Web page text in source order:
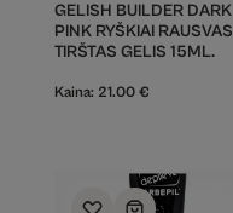
GELISH BUILDER DARK
PINK RYŠKIAI RAUSVAS
TIRŠTAS GELIS 15ML.
Kaina: 21.00 €